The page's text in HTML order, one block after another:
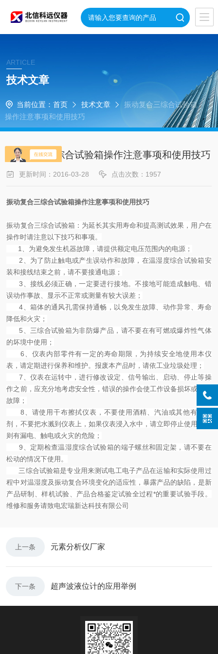
ARTICLE
技术文章
当前位置： 首页 技术文章
振动复合三综合试验箱
操作注意事项和使用技巧
振动复合三综合试验箱操作注意事项和使用技巧
更新时间：2016-03-28 点击次数：1957
振动复合三综合试验箱操作注意事项和使用技巧
振动复合三综合试验箱：为延长其实用寿命和提高测试效果，用户在
操作时请注意以下技巧和事项。
1、为避免发生机器故障，请提供额定电压范围内的电源；
2、为了防止触电或产生误动作和故障，在温湿度综合试验箱安
装和接线结束之前，请不要接通电源；
3、接线必须正确，一定要进行接地。不接地可能造成触电、错
误动作事故、显示不正常或测量有较大误差；
4、箱体的通风孔需保持通畅，以免发生故障、动作异常、寿命
降低和火灾；
5、三综合试验箱为非防爆产品，请不要在有可燃或爆炸性气体
的坏境中使用；
6、仪表内部零件有一定的寿命期限，为持续安全地使用本仪
表，请定期进行保养和维护。报废本产品时，请依工业垃圾处理；
7、仪表在运转中，进行修改设定、信号输出、启动、停止等操
作之前，应充分地考虑安全性，错误的操作会使工作设备损坏或发生
故障；
8、请使用干布擦拭仪表，不要使用酒精、汽油或其他有机溶
剂，不要把水溅到仪表上，如果仪表浸入水中，请立即停止使用，否
则有漏电、触电或火灾的危险；
9、定期检查温湿度综合试验箱的端子螺丝和固定架，请不要在
松动的情况下使用。
三综合试验箱是专业用来测试电工电子产品在运输和实际使用过
程中对温湿度及振动复合环境变化的适应性，暴露产品的缺陷，是新
产品研制、样机试验、产品合格鉴定试验全过程*的重要试验手段。
维修和服务请致电宏瑞新达科技有限公司
上一条 元素分析仪厂家
下一条 超声波液位计的应用举例